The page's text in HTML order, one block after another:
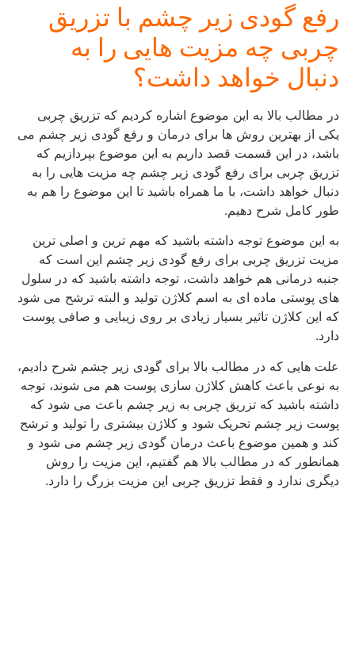
رفع گودی زیر چشم با تزریق
چربی چه مزیت هایی را به
دنبال خواهد داشت؟
در مطالب بالا به این موضوع اشاره کردیم که تزریق چربی
یکی از بهترین روش ها برای درمان و رفع گودی زیر چشم می
باشد، در این قسمت قصد داریم به این موضوع بپردازیم که
تزریق چربی برای رفع گودی زیر چشم چه مزیت هایی را به
دنبال خواهد داشت، با ما همراه باشید تا این موضوع را هم به
طور کامل شرح دهیم.
به این موضوع توجه داشته باشید که مهم ترین و اصلی ترین
مزیت تزریق چربی برای رفع گودی زیر چشم این است که
جنبه درمانی هم خواهد داشت، توجه داشته باشید که در سلول
های پوستی ماده ای به اسم کلاژن تولید و البته ترشح می شود
که این کلاژن تاثیر بسیار زیادی بر روی زیبایی و صافی پوست
دارد.
علت هایی که در مطالب بالا برای گودی زیر چشم شرح دادیم،
به نوعی باعث کاهش کلاژن سازی پوست هم می شوند، توجه
داشته باشید که تزریق چربی به زیر چشم باعث می شود که
پوست زیر چشم تحریک شود و کلاژن بیشتری را تولید و ترشح
کند و همین موضوع باعث درمان گودی زیر چشم می شود و
همانطور که در مطالب بالا هم گفتیم، این مزیت را روش
دیگری ندارد و فقط تزریق چربی این مزیت بزرگ را دارد.